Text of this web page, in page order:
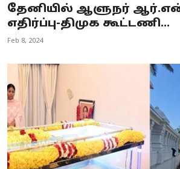
தேனியில் ஆளுநர்
எதிர்ப்பு-திமுக கூட்டணி...
Feb 8, 2024